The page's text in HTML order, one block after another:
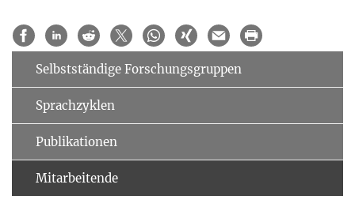
Selbstständige Forschungsgruppen
Sprachzyklen
Publikationen
Mitarbeitende